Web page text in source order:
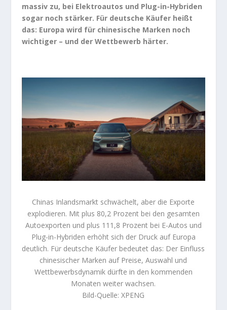
massiv zu, bei Elektroautos und Plug-in-Hybriden
sogar noch stärker. Für deutsche Käufer heißt
das: Europa wird für chinesische Marken noch
wichtiger – und der Wettbewerb härter.
Chinas Inlandsmarkt schwächelt, aber die Exporte
explodieren. Mit plus 80,2 Prozent bei den gesamten
Autoexporten und plus 111,8 Prozent bei E-Autos und
Plug-in-Hybriden erhöht sich der Druck auf Europa
deutlich. Für deutsche Käufer bedeutet das: Der Einfluss
chinesischer Marken auf Preise, Auswahl und
Wettbewerbsdynamik dürfte in den kommenden
Monaten weiter wachsen.
Bild-Quelle: XPENG